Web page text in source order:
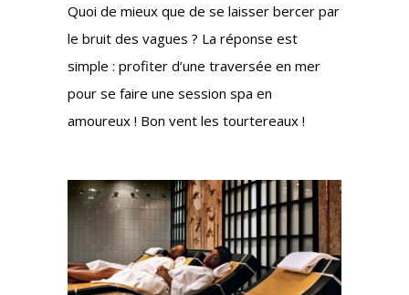
Quoi de mieux que de se laisser bercer par
le bruit des vagues ? La réponse est
simple : profiter d’une traversée en mer
pour se faire une session spa en
amoureux ! Bon vent les tourtereaux !